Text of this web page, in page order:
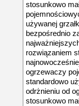
stosunkowo
używanej
bezpośrednio
rozwiązaniem
ogrzewaczy
standardowo
odrżnieniu od
stosunkowo